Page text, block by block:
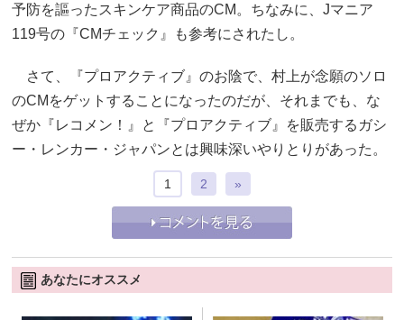
予防を謳ったスキンケア商品のCM。ちなみに、Jマニア
119号の『CMチェック』も参考にされたし。
さて、『プロアクティブ』のお陰で、村上が念願のソロ
のCMをゲットすることになったのだが、それまでも、な
ぜか『レコメン！』と『プロアクティブ』を販売するガシ
ー・レンカー・ジャパンとは興味深いやりとりがあった。
1 2 »
あなたにオススメ